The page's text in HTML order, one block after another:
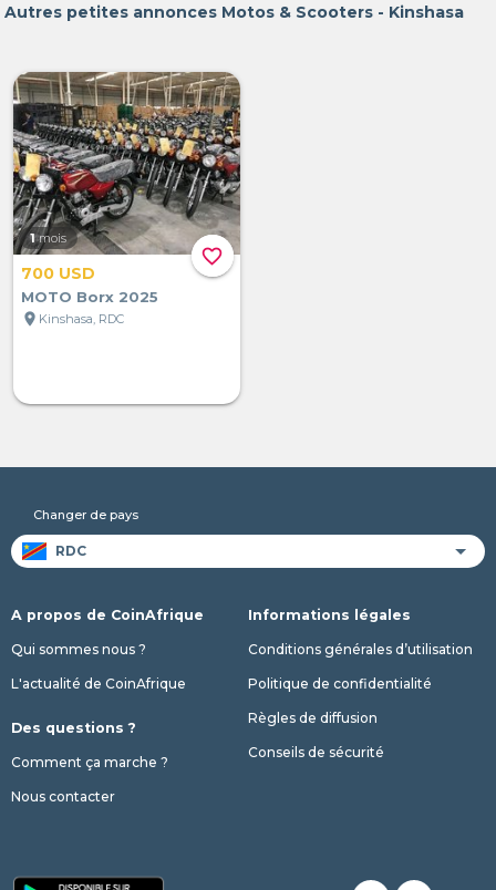
Autres petites annonces Motos & Scooters - Kinshasa
favorite_border
1 mois
700 USD
MOTO Borx 2025
location_on Kinshasa, RDC
Changer de pays
A propos de CoinAfrique
Qui sommes nous ?
L'actualité de CoinAfrique
Des questions ?
Comment ça marche ?
Nous contacter
Informations légales
Conditions générales d’utilisation
Politique de confidentialité
Règles de diffusion
Conseils de sécurité